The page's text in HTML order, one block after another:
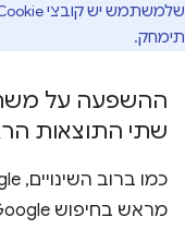
תימחק.
ההשפעה על
שתי התוצאות